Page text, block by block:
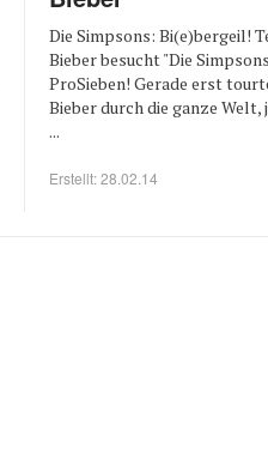
Die Simpsons: Bi(e)bergeil!
Bieber besucht "Die
ProSieben! Gerade erst
Bieber durch die ganze
...
Erstellt: 28.02.14